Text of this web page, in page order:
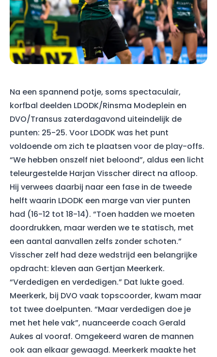
Na een spannend potje, soms spectaculair,
korfbal deelden LDODK/Rinsma Modeplein en
DVO/Transus zaterdagavond uiteindelijk de
punten: 25-25. Voor LDODK was het punt
voldoende om zich te plaatsen voor de play-offs.
“We hebben onszelf niet beloond”, aldus een licht
teleurgestelde Harjan Visscher direct na afloop.
Hij verwees daarbij naar een fase in de tweede
helft waarin LDODK een marge van vier punten
had (16-12 tot 18-14). “Toen hadden we moeten
doordrukken, maar werden we te statisch, met
een aantal aanvallen zelfs zonder schoten.”
Visscher zelf had deze wedstrijd een belangrijke
opdracht: kleven aan Gertjan Meerkerk.
“Verdedigen en verdedigen.” Dat lukte goed.
Meerkerk, bij DVO vaak topscoorder, kwam maar
tot twee doelpunten. “Maar verdedigen doe je
met het hele vak”, nuanceerde coach Gerald
Aukes al vooraf. Omgekeerd waren de mannen
ook aan elkaar gewaagd. Meerkerk maakte het